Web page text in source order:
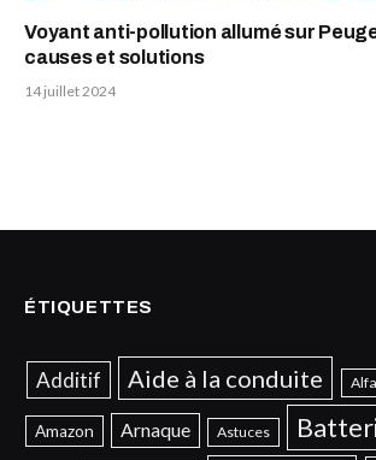
Voyant anti-pollution allumé sur
causes et solutions
14 juillet 2024
ÉTIQUETTES
Additif Aide à la conduite
Amazon Arnaque Astuces